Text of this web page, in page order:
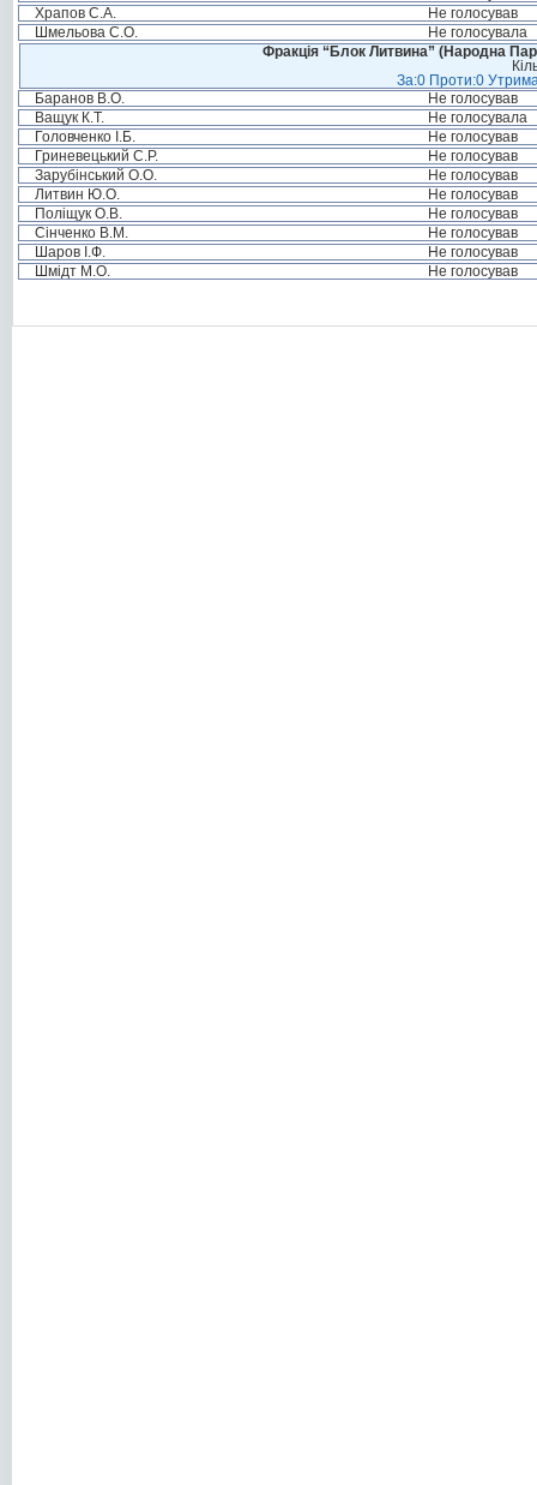
Храпов С.А.
Не голосував
Шмельова С.О.
Не голосувала
Фракція “Блок Литвина” (Народна
За:0 Проти:0
Баранов В.О.
Не голосував
Ващук К.Т.
Не голосувала
Головченко І.Б.
Не голосував
Гриневецький С.Р.
Не голосував
Зарубінський О.О.
Не голосував
Литвин Ю.О.
Не голосував
Поліщук О.В.
Не голосував
Сінченко В.М.
Не голосував
Шаров І.Ф.
Не голосував
Шмідт М.О.
Не голосував